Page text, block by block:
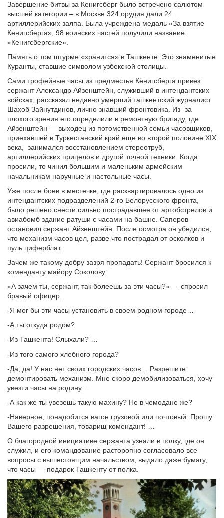
Завершение битвы за Кенигсберг было встречено салютом
высшей категории – в Москве 324 орудия дали 24
артиллерийских залпа. Была учреждена медаль «За взятие
Кенигсберга», 98 воинских частей получили название
«Кенигсбергские».
Память о том штурме «хранится» в Ташкенте. Это знаменитые
Куранты, ставшие символом узбекской столицы.
Сами трофейные часы из предместья Кёнигсберга привез
сержант Александр Айзенштейн, служивший в интендантских
войсках, рассказал недавно умерший ташкентский журналист
Шахоб Зайнутдинов, лично знавший фронтовика. Из- за
плохого зрения его определили в ремонтную бригаду, где
Айзенштейн — выходец из потомственной семьи часовщиков,
приехавшей в Туркестанский край еще во второй половине XIX
века, занимался восстановлением стереотруб,
артиллерийских прицелов и другой точной техники. Когда
просили, то чинил большим и маленьким армейским
начальникам наручные и настольные часы.
Уже после боев в местечке, где расквартировалось одно из
интендантских подразделений 2-го Белорусского фронта,
было решено снести сильно пострадавшее от артобстрелов и
авиабомб здание ратуши с часами на башне. Саперов
остановил сержант Айзенштейн. После осмотра он убедился,
что механизм часов цел, разве что пострадал от осколков и
пуль циферблат.
Зачем же такому добру зазря пропадать! Сержант бросился к
коменданту майору Соколову.
«А зачем ты, сержант, так болеешь за эти часы?» — спросил
бравый офицер.
-Я мог бы эти часы установить в своем родном городе…
-А ты откуда родом?
-Из Ташкента! Слыхали? …
-Из того самого хлебного города?
-Да, да! У нас нет своих городских часов… Разрешите
демонтировать механизм. Мне скоро демобилизоваться, хочу
увезти часы на родину…
-А как же ты увезешь такую махину? Не в чемодане же?
-Наверное, понадобится вагон грузовой или почтовый. Прошу
Вашего разрешения, товарищ комендант! …
О благородной инициативе сержанта узнали в полку, где он
служил, и его командование расторопно согласовало все
вопросы с вышестоящим начальством, выдало даже бумагу,
что часы — подарок Ташкенту от полка.